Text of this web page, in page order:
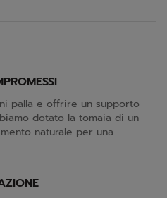
palla e offrire un supporto
dotato la tomaia di un
naturale per una